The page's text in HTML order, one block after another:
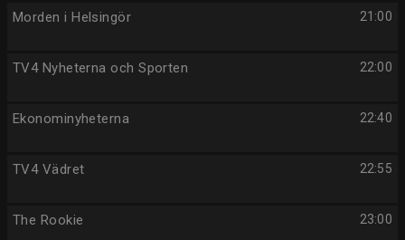
21:00
Morden i Helsingör
22:00
TV4 Nyheterna och Sporten
22:40
Ekonominyheterna
22:55
TV4 Vädret
23:00
The Rookie